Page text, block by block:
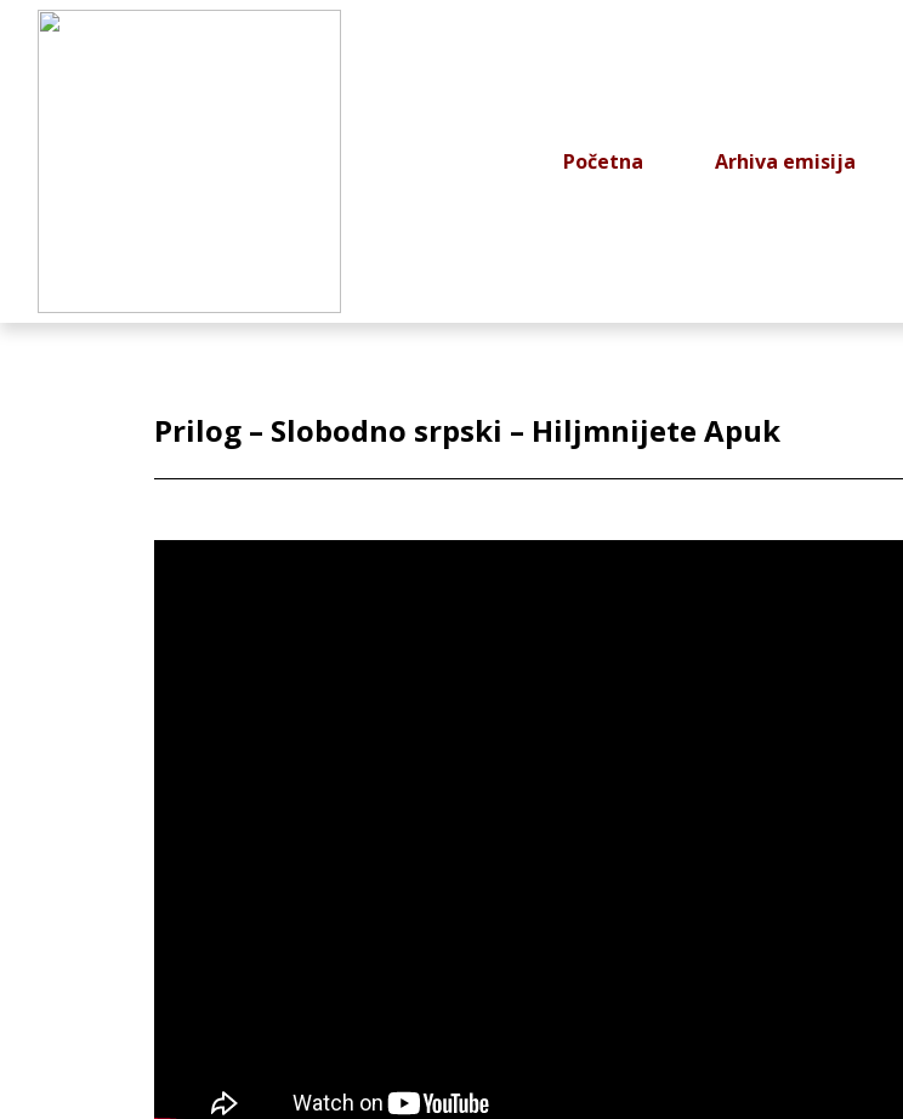
Početna Arhiva emisija
Prilog – Slobodno srpski – Hiljmnijete Apuk